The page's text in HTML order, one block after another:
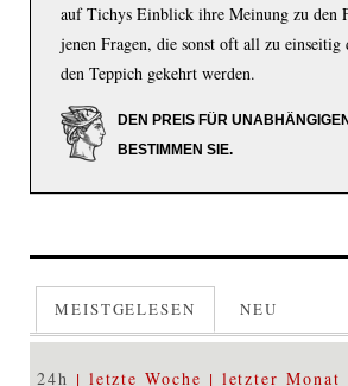
auf Tichys Einblick ihre Meinung zu den
jenen Fragen, die sonst oft all zu einseitig
den Teppich gekehrt werden.
DEN PREIS FÜR
BESTIMMEN SIE.
MEISTGELESEN NEU
24h letzte Woche letzter Monat